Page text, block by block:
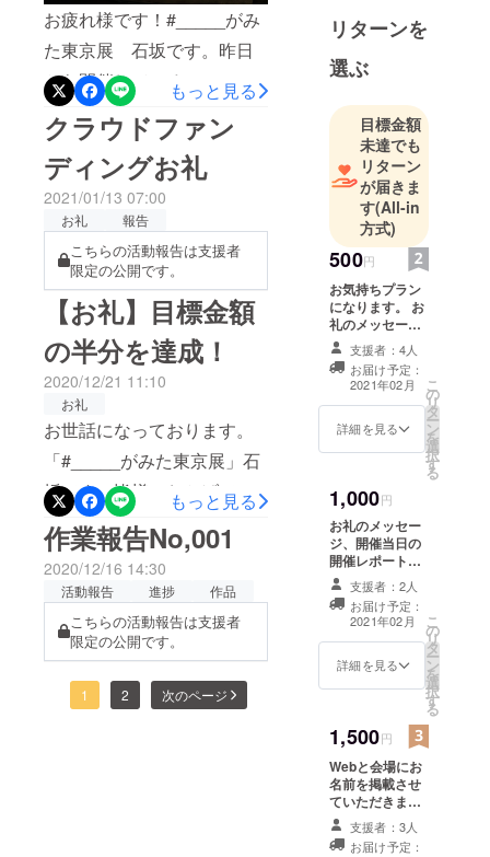
応援の言葉、差し入れなど
を頂きました。本当にあり
がとうございました！こう
して昔からやってみたかっ
た個展を実際やってみると
やはり大変なんだと言うこ
とを再確認させられまし
た。実際、13日から開催の
予定でしたが、印刷所との
トラブルがあり14日からの
開催になってしまったり、
思ったより壁に釘を打ち付
ける作業が難しかったりな
どと、初めての体験尽くし
で大変でした。ですが、こ
の体験は貴重なものだった
と感じています。現段階で
は再度個展を行う予定はあ
りませんが、もしまた展示
会を行う際には、また是非
お越しくださいませ！！
お疲れ様です！#_____がみ
た東京展 石坂です。昨日
から開催している#_____が
みた東京展ですが、開始
早々お客様がちらほらお見
えになっている状況です！
このような時世ですがしっ
かり感染症対策を行い開催
しておりますので、安心し
てお越しくださいませ。
もっと見る
クラウドファン
ディングお礼
2021/01/13 07:00
お礼 報告
こちらの活動報告は支援者
限定の公開です。
【お礼】目標金額
の半分を達成！
2020/12/21 11:10
お礼
お世話になっております。
「#_____がみた東京展」石
坂です。皆様のおかげで目
標金額の半分である5万円を
達成しました！！正直3万円
集まったらすごいなぁって
思って始めたこのクラウド
ファンディングですが、こ
こまで集まるとは思いませ
んでした。是非今後もよろ
もっと見る
作業報告No,001
2020/12/16 14:30
活動報告 進捗 作品
こちらの活動報告は支援者
限定の公開です。
1 2 次のページ
収録、編
集、販売、
配信などを
行う。
そこでパッ
ケージデザ
インや販促
デザインな
どを任さ
れ、デザイ
ンの面白さ
に触れる。
そこからデ
ザインを学
びたいと考
え独学で学
ぶも限界を
ザイナー学
院に進学。
そこでは広
告デザイン
やパッケー
ジデザイ
ン、ブラン
ディングデ
ザインやタ
フィーなど
を学ぶ。
広告デザイ
ンを学ぶ際
に、幼少期
リターンを
選ぶ
目標金額
未達でも
リターン
が届きま
す(All-in
方式)
500円
お気持ちプラン
になります。 お
礼のメッセージ
を送信させてい
ただきます。
支援者：4人
お届け予定：
2021年02月
詳細を見る
こ
の
リ
タ
ー
ン
を
選
択
す
る
1,000円
お礼のメッセー
ジ、開催当日の
開催レポートを
メールにて送信
させていただき
ます。
支援者：2人
お届け予定：
2021年02月
詳細を見る
こ
の
リ
タ
ー
ン
を
選
択
す
る
1,500円
Webと会場にお
名前を掲載させ
ていただきま
す。 お礼のメッ
セージ、開催当
支援者：3人
お届け予定：